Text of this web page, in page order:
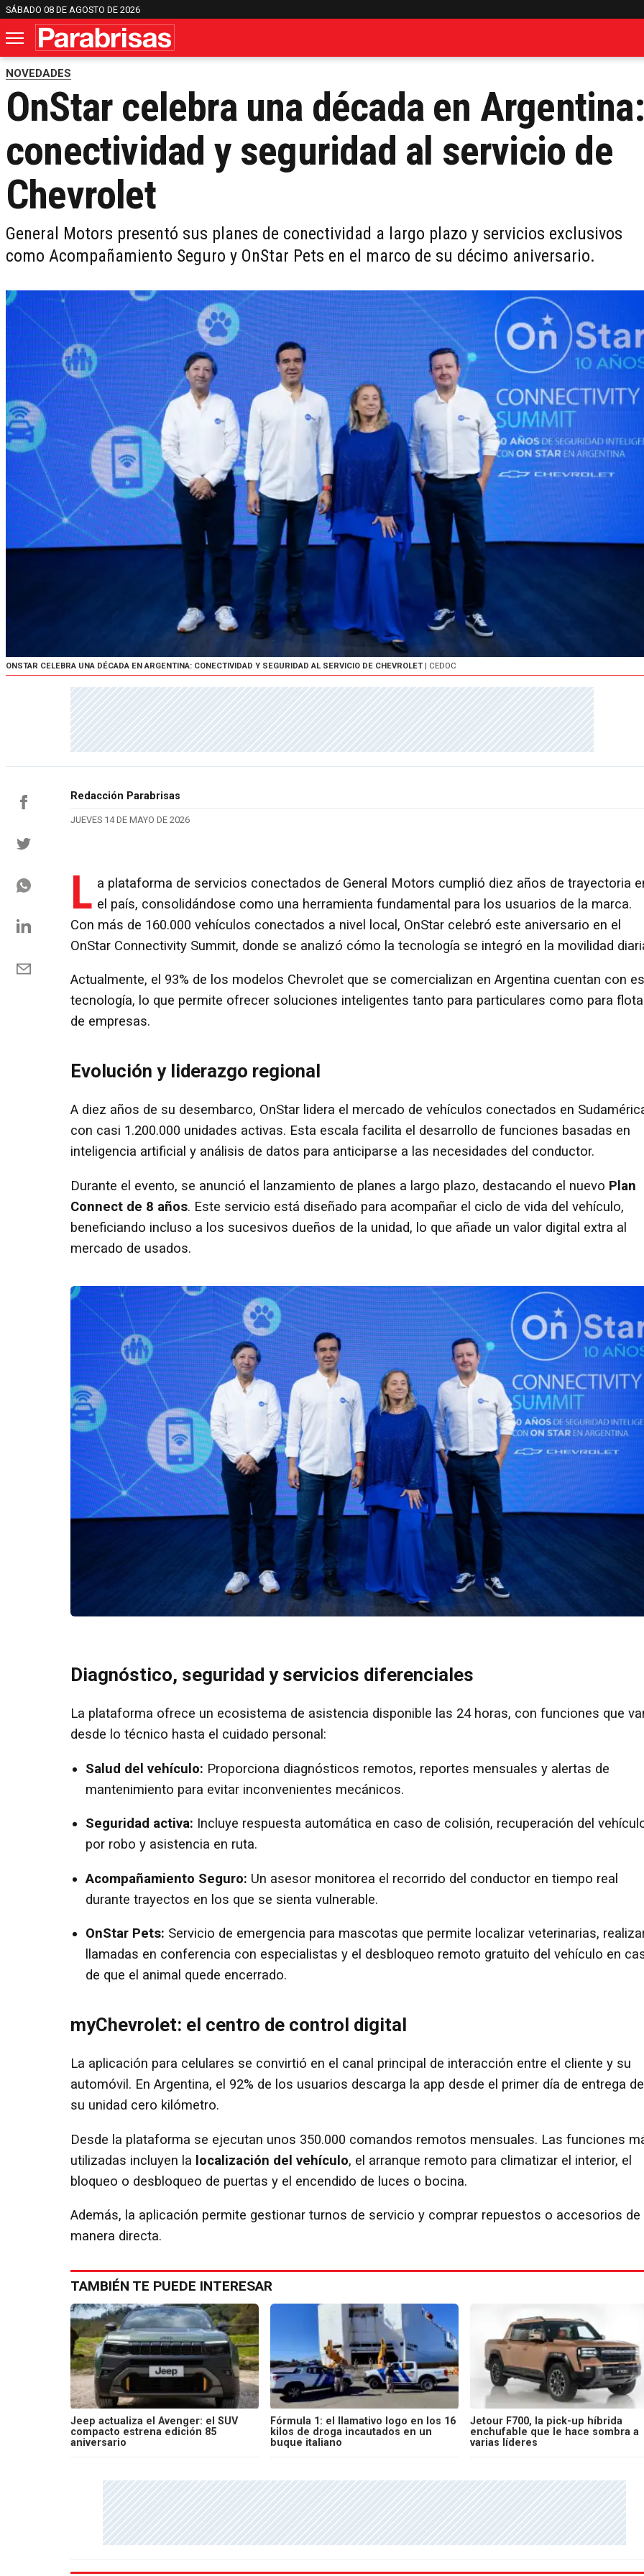
SÁBADO 08 DE AGOSTO DE 2026
NOVEDADES
OnStar celebra una década en Argentina:
conectividad y seguridad al servicio de
Chevrolet
General Motors presentó sus planes de conectividad a largo plazo y servicios exclusivos
como Acompañamiento Seguro y OnStar Pets en el marco de su décimo aniversario.
ONSTAR CELEBRA UNA DÉCADA EN ARGENTINA: CONECTIVIDAD Y SEGURIDAD AL SERVICIO DE CHEVROLET | CEDOC
Redacción Parabrisas
JUEVES 14 DE MAYO DE 2026
L a plataforma de servicios conectados de General Motors cumplió diez años de trayectoria
el país, consolidándose como una herramienta fundamental para los usuarios de la marca.
Con más de 160.000 vehículos conectados a nivel local, OnStar celebró este aniversario en el
OnStar Connectivity Summit, donde se analizó cómo la tecnología se integró en la movilidad
Actualmente, el 93% de los modelos Chevrolet que se comercializan en Argentina cuentan con
tecnología, lo que permite ofrecer soluciones inteligentes tanto para particulares como para
de empresas.
Evolución y liderazgo regional
A diez años de su desembarco, OnStar lidera el mercado de vehículos conectados en
con casi 1.200.000 unidades activas. Esta escala facilita el desarrollo de funciones basadas en
inteligencia artificial y análisis de datos para anticiparse a las necesidades del conductor.
Durante el evento, se anunció el lanzamiento de planes a largo plazo, destacando el nuevo Plan
Connect de 8 años. Este servicio está diseñado para acompañar el ciclo de vida del vehículo,
beneficiando incluso a los sucesivos dueños de la unidad, lo que añade un valor digital extra al
mercado de usados.
Diagnóstico, seguridad y servicios diferenciales
La plataforma ofrece un ecosistema de asistencia disponible las 24 horas, con funciones que
desde lo técnico hasta el cuidado personal:
Salud del vehículo: Proporciona diagnósticos remotos, reportes mensuales y alertas de
mantenimiento para evitar inconvenientes mecánicos.
Seguridad activa: Incluye respuesta automática en caso de colisión, recuperación del
por robo y asistencia en ruta.
Acompañamiento Seguro: Un asesor monitorea el recorrido del conductor en tiempo real
durante trayectos en los que se sienta vulnerable.
OnStar Pets: Servicio de emergencia para mascotas que permite localizar veterinarias,
llamadas en conferencia con especialistas y el desbloqueo remoto gratuito del vehículo en
de que el animal quede encerrado.
myChevrolet: el centro de control digital
La aplicación para celulares se convirtió en el canal principal de interacción entre el cliente y su
automóvil. En Argentina, el 92% de los usuarios descarga la app desde el primer día de entrega de
su unidad cero kilómetro.
Desde la plataforma se ejecutan unos 350.000 comandos remotos mensuales. Las funciones
utilizadas incluyen la localización del vehículo, el arranque remoto para climatizar el interior, el
bloqueo o desbloqueo de puertas y el encendido de luces o bocina.
Además, la aplicación permite gestionar turnos de servicio y comprar repuestos o accesorios de
manera directa.
TAMBIÉN TE PUEDE INTERESAR
Jeep actualiza el Avenger: el SUV
compacto estrena edición 85
aniversario
Fórmula 1: el llamativo logo en los 16
kilos de droga incautados en un
buque italiano
Jetour F700, la pick-up híbrida
enchufable que le hace sombra a
varias líderes